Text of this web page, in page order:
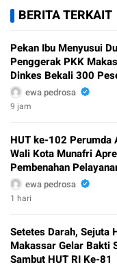
BERITA TERKAIT
Pekan Ibu Menyusui
Penggerak PKK
Dinkes Bekali 300
Eksklusif
ewa pedrosa
9 jam
HUT ke-102
Wali Kota Munafri
Pembenahan
ewa pedrosa
1 hari
Setetes Darah, Sejuta
Makassar Gelar Bakti
Sambut HUT RI Ke-81